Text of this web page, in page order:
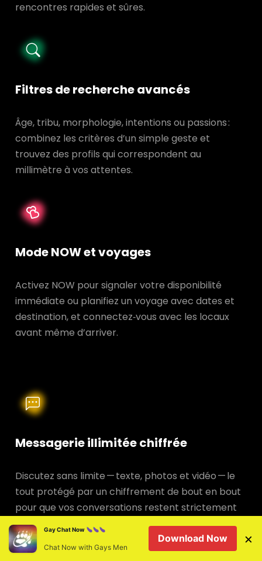
rencontres rapides et sûres.
Filtres de recherche avancés
Âge, tribu, morphologie, intentions ou passions :
combinez les critères d’un simple geste et
trouvez des profils qui correspondent au
millimètre à vos attentes.
Mode NOW et voyages
Activez NOW pour signaler votre disponibilité
immédiate ou planifiez un voyage avec dates et
destination, et connectez‑vous avec les locaux
avant même d’arriver.
Messagerie illimitée chiffrée
Discutez sans limite — texte, photos et vidéo — le
tout protégé par un chiffrement de bout en bout
pour que vos conversations restent strictement
privées.Gay Chat Now
Chat Now with Gays Men
Download Now ×